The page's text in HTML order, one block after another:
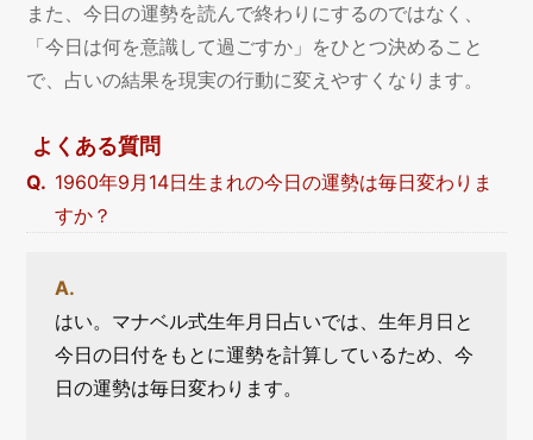
また、今日の運勢を読んで終わりにするのではなく、
「今日は何を意識して過ごすか」をひとつ決めること
で、占いの結果を現実の行動に変えやすくなります。
よくある質問
1960年9月14日生まれの今日の運勢は毎日変わりま
すか？
はい。マナベル式生年月日占いでは、生年月日と
今日の日付をもとに運勢を計算しているため、今
日の運勢は毎日変わります。